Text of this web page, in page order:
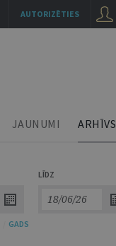
JAUNUMI ARHĪVS
LĪDZ
GADS
AUTORIZĒTIES